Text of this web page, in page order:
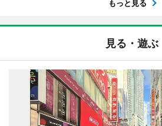
もっと見る
見る・遊ぶ